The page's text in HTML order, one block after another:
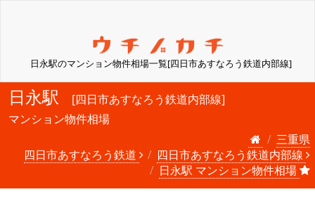
日永駅のマンション物件相場一覧[四日市あすなろう鉄道内部線]
日永駅
[四日市あすなろう鉄道内部線]
マンション物件相場
三重県
四日市あすなろう鉄道
四日市あすなろう鉄道内部線
日永駅 マンション物件相場